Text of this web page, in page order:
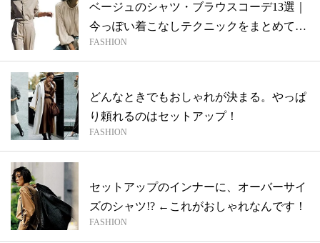
ベージュのシャツ・ブラウスコーデ13選｜
今っぽい着こなしテクニックをまとめてご
紹...
FASHION
どんなときでもおしゃれが決まる。やっぱ
り頼れるのはセットアップ！
FASHION
セットアップのインナーに、オーバーサイ
ズのシャツ!? ←これがおしゃれなんです！
FASHION